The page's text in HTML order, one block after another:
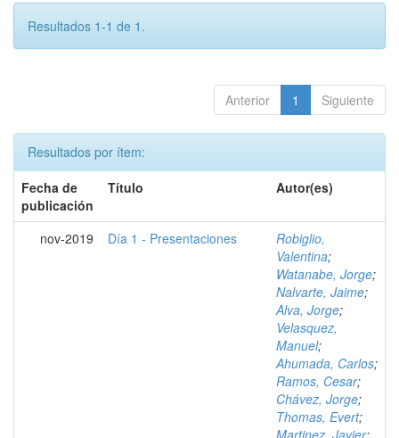
Resultados 1-1 de 1.
Anterior 1 Siguiente
Resultados por ítem:
Fecha de
publicación
Título Autor(es)
nov-2019 Día 1 - Presentaciones
Robiglio,
Valentina;
Watanabe, Jorge;
Nalvarte, Jaime;
Alva, Jorge;
Velasquez,
Manuel;
Ahumada, Carlos;
Ramos, Cesar;
Chávez, Jorge;
Thomas, Evert;
Martinez, Javier;